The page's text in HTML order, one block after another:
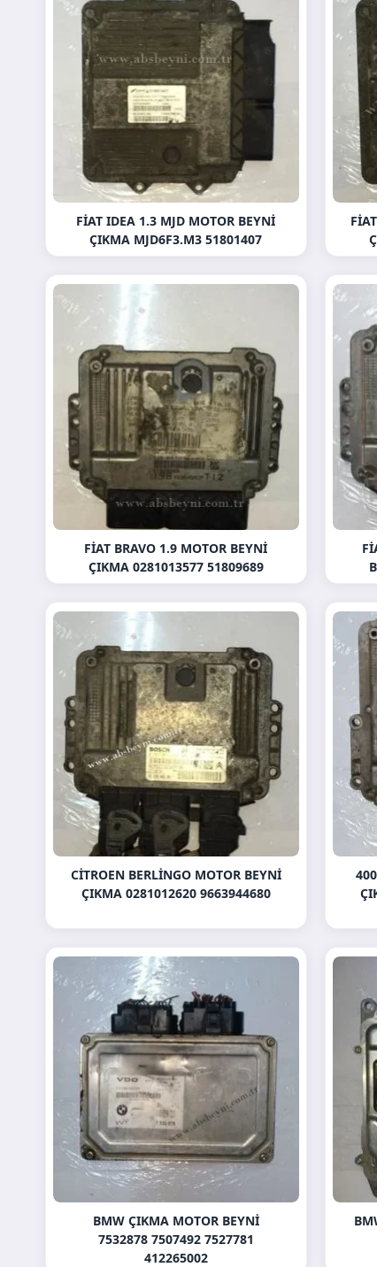
FIAT IDEA 1.3 MJD MOTOR BEYNI
ÇIKMA MJD6F3.M3 51801407
FIAT BRAVO 1.9 MOTOR BEYNI
ÇIKMA 0281013577 51809689
CITROEN BERLINGO MOTOR BEYNI
ÇIKMA 0281012620 9663944680
BMW ÇIKMA MOTOR BEYNI
7532878 7507492 7527781
412265002